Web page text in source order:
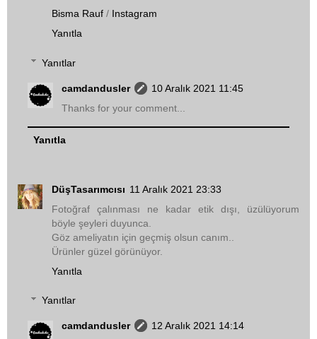
Bisma Rauf / Instagram
Yanıtla
Yanıtlar
camdandusler
10 Aralık 2021 11:45
Thanks for your comment...
Yanıtla
DüşTasarımcısı 11 Aralık 2021 23:33
Fotoğraf çalınması ne kadar etik dışı, üzülüyorum
böyle şeyleri duyunca.
Göz ameliyatın için geçmiş olsun canım..
Ürünler güzel görünüyor.
Yanıtla
Yanıtlar
camdandusler
12 Aralık 2021 14:14